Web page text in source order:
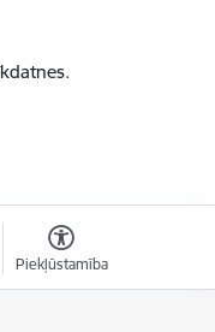
Piekļūstamība